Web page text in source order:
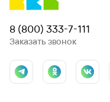
8 (800) 333-7-111
Заказать звонок